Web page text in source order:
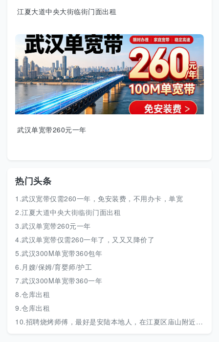
江夏大道中央大街临街门面出租
武汉单宽带260元一年
热门头条
1.武汉宽带仅需260一年，免安装费，不用办卡，单宽
2.江夏大道中央大街临街门面出租
3.武汉单宽带260元一年
4.武汉单宽带仅需260一年了，又又又降价了
5.武汉300M单宽带360包年
6.月嫂/保姆/育婴师/护工
7.武汉300M单宽带360一年
8.仓库出租
9.仓库出租
10.招聘烧烤师傅，最好是安陆本地人，在江夏区庙山附近附近